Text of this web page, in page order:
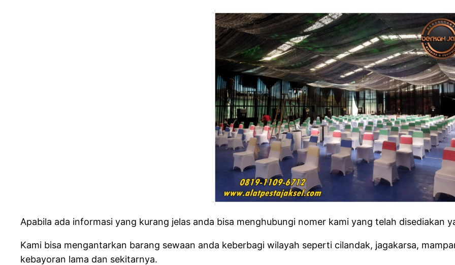
Apabila ada informasi yang kurang jelas anda bisa menghubungi nomer kami yang telah disediakan
Kami bisa mengantarkan barang sewaan anda keberbagi wilayah seperti cilandak, jagakarsa,
kebayoran lama dan sekitarnya.